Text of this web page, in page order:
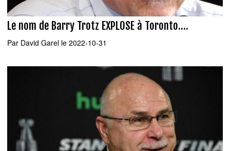
Le nom de Barry Trotz EXPLOSE à Toronto....
Par David Garel le 2022-10-31